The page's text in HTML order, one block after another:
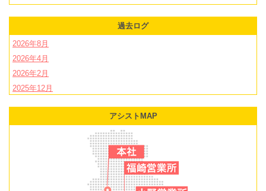
過去ログ
2026年8月
2026年4月
2026年2月
2025年12月
アシストMAP